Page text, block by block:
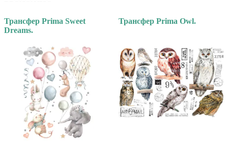
Трансфер Prima Sweet
Dreams.
Трансфер Prima Owl.